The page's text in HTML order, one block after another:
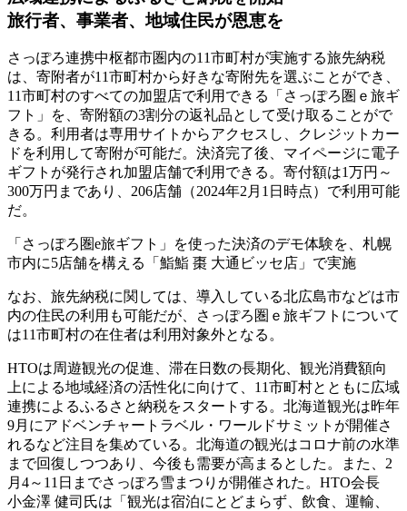
旅行者、事業者、地域住民が恩恵を
さっぽろ連携中枢都市圏内の11市町村が実施する旅先納税
は、寄附者が11市町村から好きな寄附先を選ぶことができ、
11市町村のすべての加盟店で利用できる「さっぽろ圏ｅ旅ギ
フト」を、寄附額の3割分の返礼品として受け取ることがで
きる。利用者は専用サイトからアクセスし、クレジットカー
ドを利用して寄附が可能だ。決済完了後、マイページに電子
ギフトが発行され加盟店舗で利用できる。寄付額は1万円～
300万円まであり、206店舗（2024年2月1日時点）で利用可能
だ。
「さっぽろ圏e旅ギフト」を使った決済のデモ体験を、札幌
市内に5店舗を構える「鮨鮨 棗 大通ビッセ店」で実施
なお、旅先納税に関しては、導入している北広島市などは市
内の住民の利用も可能だが、さっぽろ圏ｅ旅ギフトについて
は11市町村の在住者は利用対象外となる。
HTOは周遊観光の促進、滞在日数の長期化、観光消費額向
上による地域経済の活性化に向けて、11市町村とともに広域
連携によるふるさと納税をスタートする。北海道観光は昨年
9月にアドベンチャートラベル・ワールドサミットが開催さ
れるなど注目を集めている。北海道の観光はコロナ前の水準
まで回復しつつあり、今後も需要が高まるとした。また、2
月4～11日までさっぽろ雪まつりが開催された。HTO会長
小金澤 健司氏は「観光は宿泊にとどまらず、飲食、運輸、